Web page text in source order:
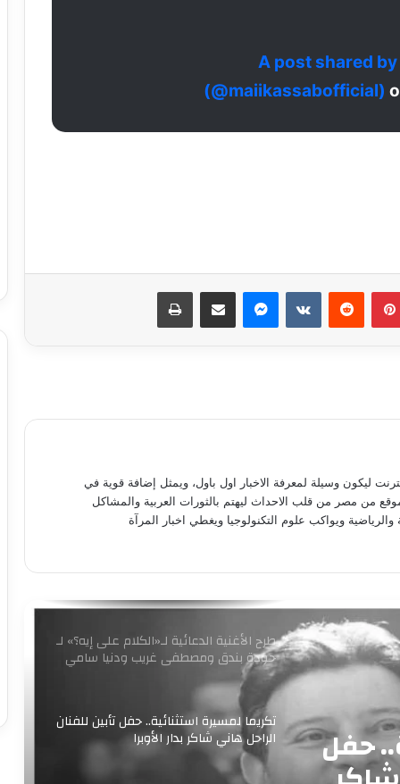
A post shared
(@maiikassabofficial)
بينتيريست ماسنجر مشاركة عبر البريد طباعة
ليكون وسيلة لمعرفة الاخبار اول باول، ويمثل إضافة قوية في
من مصر من قلب الاحداث ليهتم بالثورات العربية والمشاكل
ويواكب علوم التكنولوجيا ويغطي اخبار المرآة
حفل
روجينا لـ أشرف زكي: حبيب عمري وتاج
راسي.. ربنا يحفظ عمرك ليا ولبناتك
«الست» لـ منى زكي في 4 أيام
متحف الفنون الشعبية بأكاديمية الفنون
يستقبل طلاب المعهد العالي للفنون
التطبيقية بأكتوبر
اليهم “
طرح الأغنية الدعائية لـ«الكلام على إيه؟» لـ
حودة بندق ومصطفى غريب ودنيا سامي
تكريما لمسيرة استثنائية.. حفل تأبين للفنان
الراحل هاني شاكر بدار الأوبرا